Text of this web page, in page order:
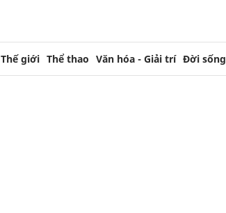
Thế giới Thể thao Văn hóa - Giải trí Đời sống